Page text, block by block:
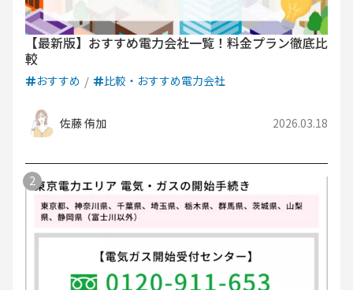
【最新版】おすすめ電力会社一覧！料金プラン徹底比
較
おすすめ 比較・おすすめ電力会社
佐藤 侑加 2026.03.18